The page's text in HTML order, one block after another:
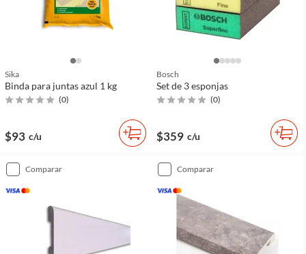
Sika
Binda para juntas azul 1 kg
(0)
$93 c/u
Bosch
Set de 3 esponjas
(0)
$359 c/u
comparar comparar